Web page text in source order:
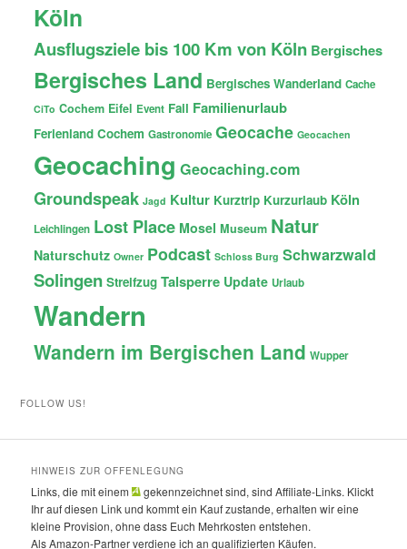
Köln
Ausflugsziele bis 100 Km von Köln Bergisches
Bergisches Land Bergisches Wanderland Cache
CiTo Cochem Eifel Event Fail Familienurlaub
Ferienland Cochem Gastronomie Geocache Geocachen
Geocaching Geocaching.com
Groundspeak Jagd Kultur Kurztrip Kurzurlaub Köln
Leichlingen Lost Place Mosel Museum Natur
Naturschutz Owner Podcast Schloss Burg Schwarzwald
Solingen Streifzug Talsperre Update Urlaub
Wandern
Wandern im Bergischen Land Wupper
FOLLOW US!
HINWEIS ZUR OFFENLEGUNG
Links, die mit einem
gekennzeichnet sind, sind Affiliate-Links. Klickt
Ihr auf diesen Link und kommt ein Kauf zustande, erhalten wir eine
kleine Provision, ohne dass Euch Mehrkosten entstehen.
Als Amazon-Partner verdiene ich an qualifizierten Käufen.